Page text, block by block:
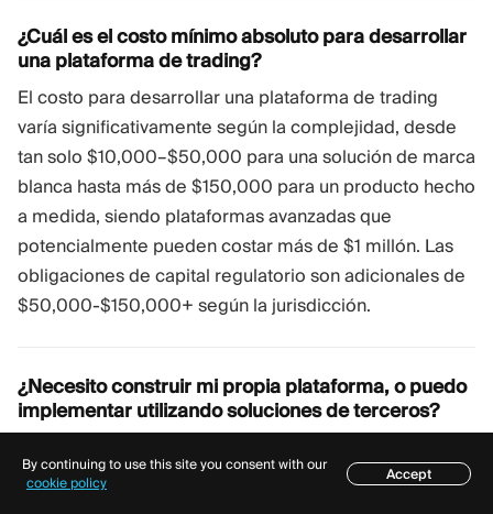
¿Cuál es el costo mínimo absoluto para desarrollar
una plataforma de trading?
El costo para desarrollar una plataforma de trading
varía significativamente según la complejidad, desde
tan solo $10,000–$50,000 para una solución de marca
blanca hasta más de $150,000 para un producto hecho
a medida, siendo plataformas avanzadas que
potencialmente pueden costar más de $1 millón. Las
obligaciones de capital regulatorio son adicionales de
$50,000-$150,000+ según la jurisdicción.
¿Necesito construir mi propia plataforma, o puedo
implementar utilizando soluciones de terceros?
plataformas de marca blanca o soluciones de pila
Índice
By continuing to use this site you consent with our
cookie policy
Accept